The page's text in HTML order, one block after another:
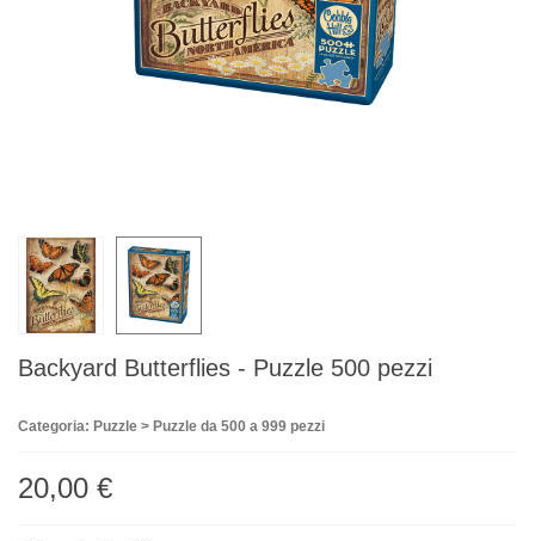
Backyard Butterflies - Puzzle 500 pezzi
Categoria: Puzzle > Puzzle da 500 a 999 pezzi
20,00 €